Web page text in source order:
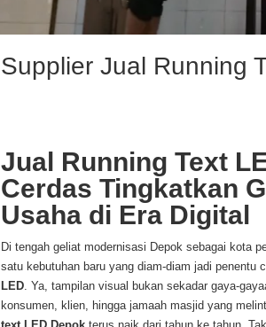
Supplier Jual Running
Jual Running Text
Cerdas Tingkatkan
Usaha di Era Digital
Di tengah geliat modernisasi Depok sebagai kota
satu kebutuhan baru yang diam-diam jadi penentu
LED. Ya, tampilan visual bukan sekadar gaya-
konsumen, klien, hingga jamaah masjid yang